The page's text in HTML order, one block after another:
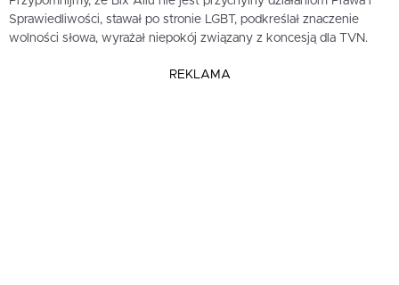
Sprawiedliwości, stawał po stronie LGBT, podkreślał znaczenie
wolności słowa, wyrażał niepokój związany z koncesją dla TVN.
REKLAMA